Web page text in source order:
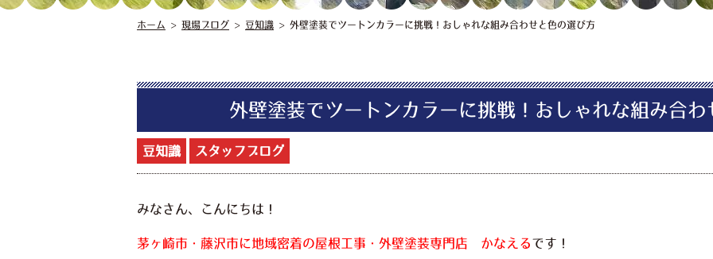
ホーム > 現場ブログ > 豆知識 > 外壁塗装でツートンカラーに挑戦！おしゃれな組み合わせと色の選び方
外壁塗装でツートンカラーに挑戦！おしゃれな組み合わ
豆知識 スタッフブログ
みなさん、こんにちは！
茅ヶ崎市・藤沢市に地域密着の屋根工事・外壁塗装専門店 かなえるです！